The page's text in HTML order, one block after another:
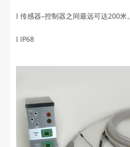
l 传感器–控制器之间最远可达200米。
l IP68